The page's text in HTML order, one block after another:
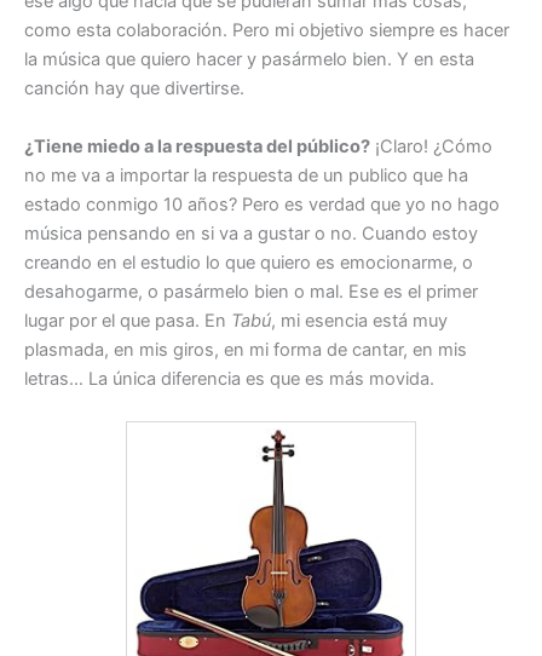
como esta colaboración. Pero mi objetivo siempre es hacer
la música que quiero hacer y pasármelo bien. Y en esta
canción hay que divertirse.
¿Tiene miedo a la respuesta del público? ¡Claro! ¿Cómo
no me va a importar la respuesta de un publico que ha
estado conmigo 10 años? Pero es verdad que yo no hago
música pensando en si va a gustar o no. Cuando estoy
creando en el estudio lo que quiero es emocionarme, o
desahogarme, o pasármelo bien o mal. Ese es el primer
lugar por el que pasa. En Tabú, mi esencia está muy
plasmada, en mis giros, en mi forma de cantar, en mis
letras… La única diferencia es que es más movida.